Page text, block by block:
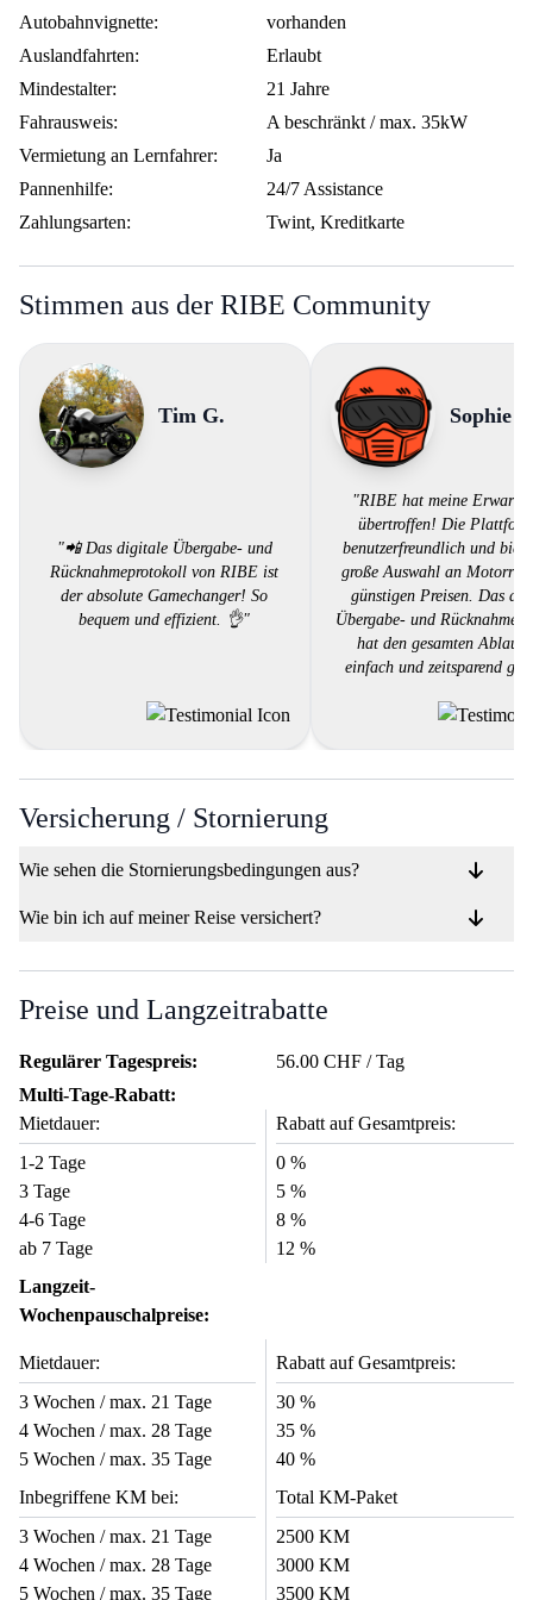
Autobahnvignette:
vorhanden
Auslandfahrten:
Erlaubt
Mindestalter:
21 Jahre
Fahrausweis:
A beschränkt / max. 35kW
Vermietung an Lernfahrer:
Ja
Pannenhilfe:
24/7 Assistance
Zahlungsarten:
Twint, Kreditkarte
Stimmen aus der RIBE Community
Tim G.
"📲 Das digitale Übergabe- und
Rücknahmeprotokoll von RIBE ist
der absolute Gamechanger! So
bequem und effizient. 👌"
Sophie F.
"RIBE hat meine
übertroffen! Die
benutzerfreundlich und
große Auswahl an
günstigen Preisen. Das
Übergabe- und
hat den gesamten Ablauf
einfach und zeitsparend
hilfsbereit und reagierte
Versicherung / Stornierung
Wie sehen die Stornierungsbedingungen aus?
Wie bin ich auf meiner Reise versichert?
Preise und Langzeitrabatte
Regulärer Tagespreis:
56.00 CHF / Tag
Multi-Tage-Rabatt:
Mietdauer:
Rabatt auf Gesamtpreis:
1-2 Tage
0 %
3 Tage
5 %
4-6 Tage
8 %
ab 7 Tage
12 %
Langzeit-
Wochenpauschalpreise:
Mietdauer:
Rabatt auf Gesamtpreis:
3 Wochen / max. 21 Tage
30 %
4 Wochen / max. 28 Tage
35 %
5 Wochen / max. 35 Tage
40 %
Inbegriffene KM bei:
Total KM-Paket
3 Wochen / max. 21 Tage
2500 KM
4 Wochen / max. 28 Tage
3000 KM
5 Wochen / max. 35 Tage
3500 KM